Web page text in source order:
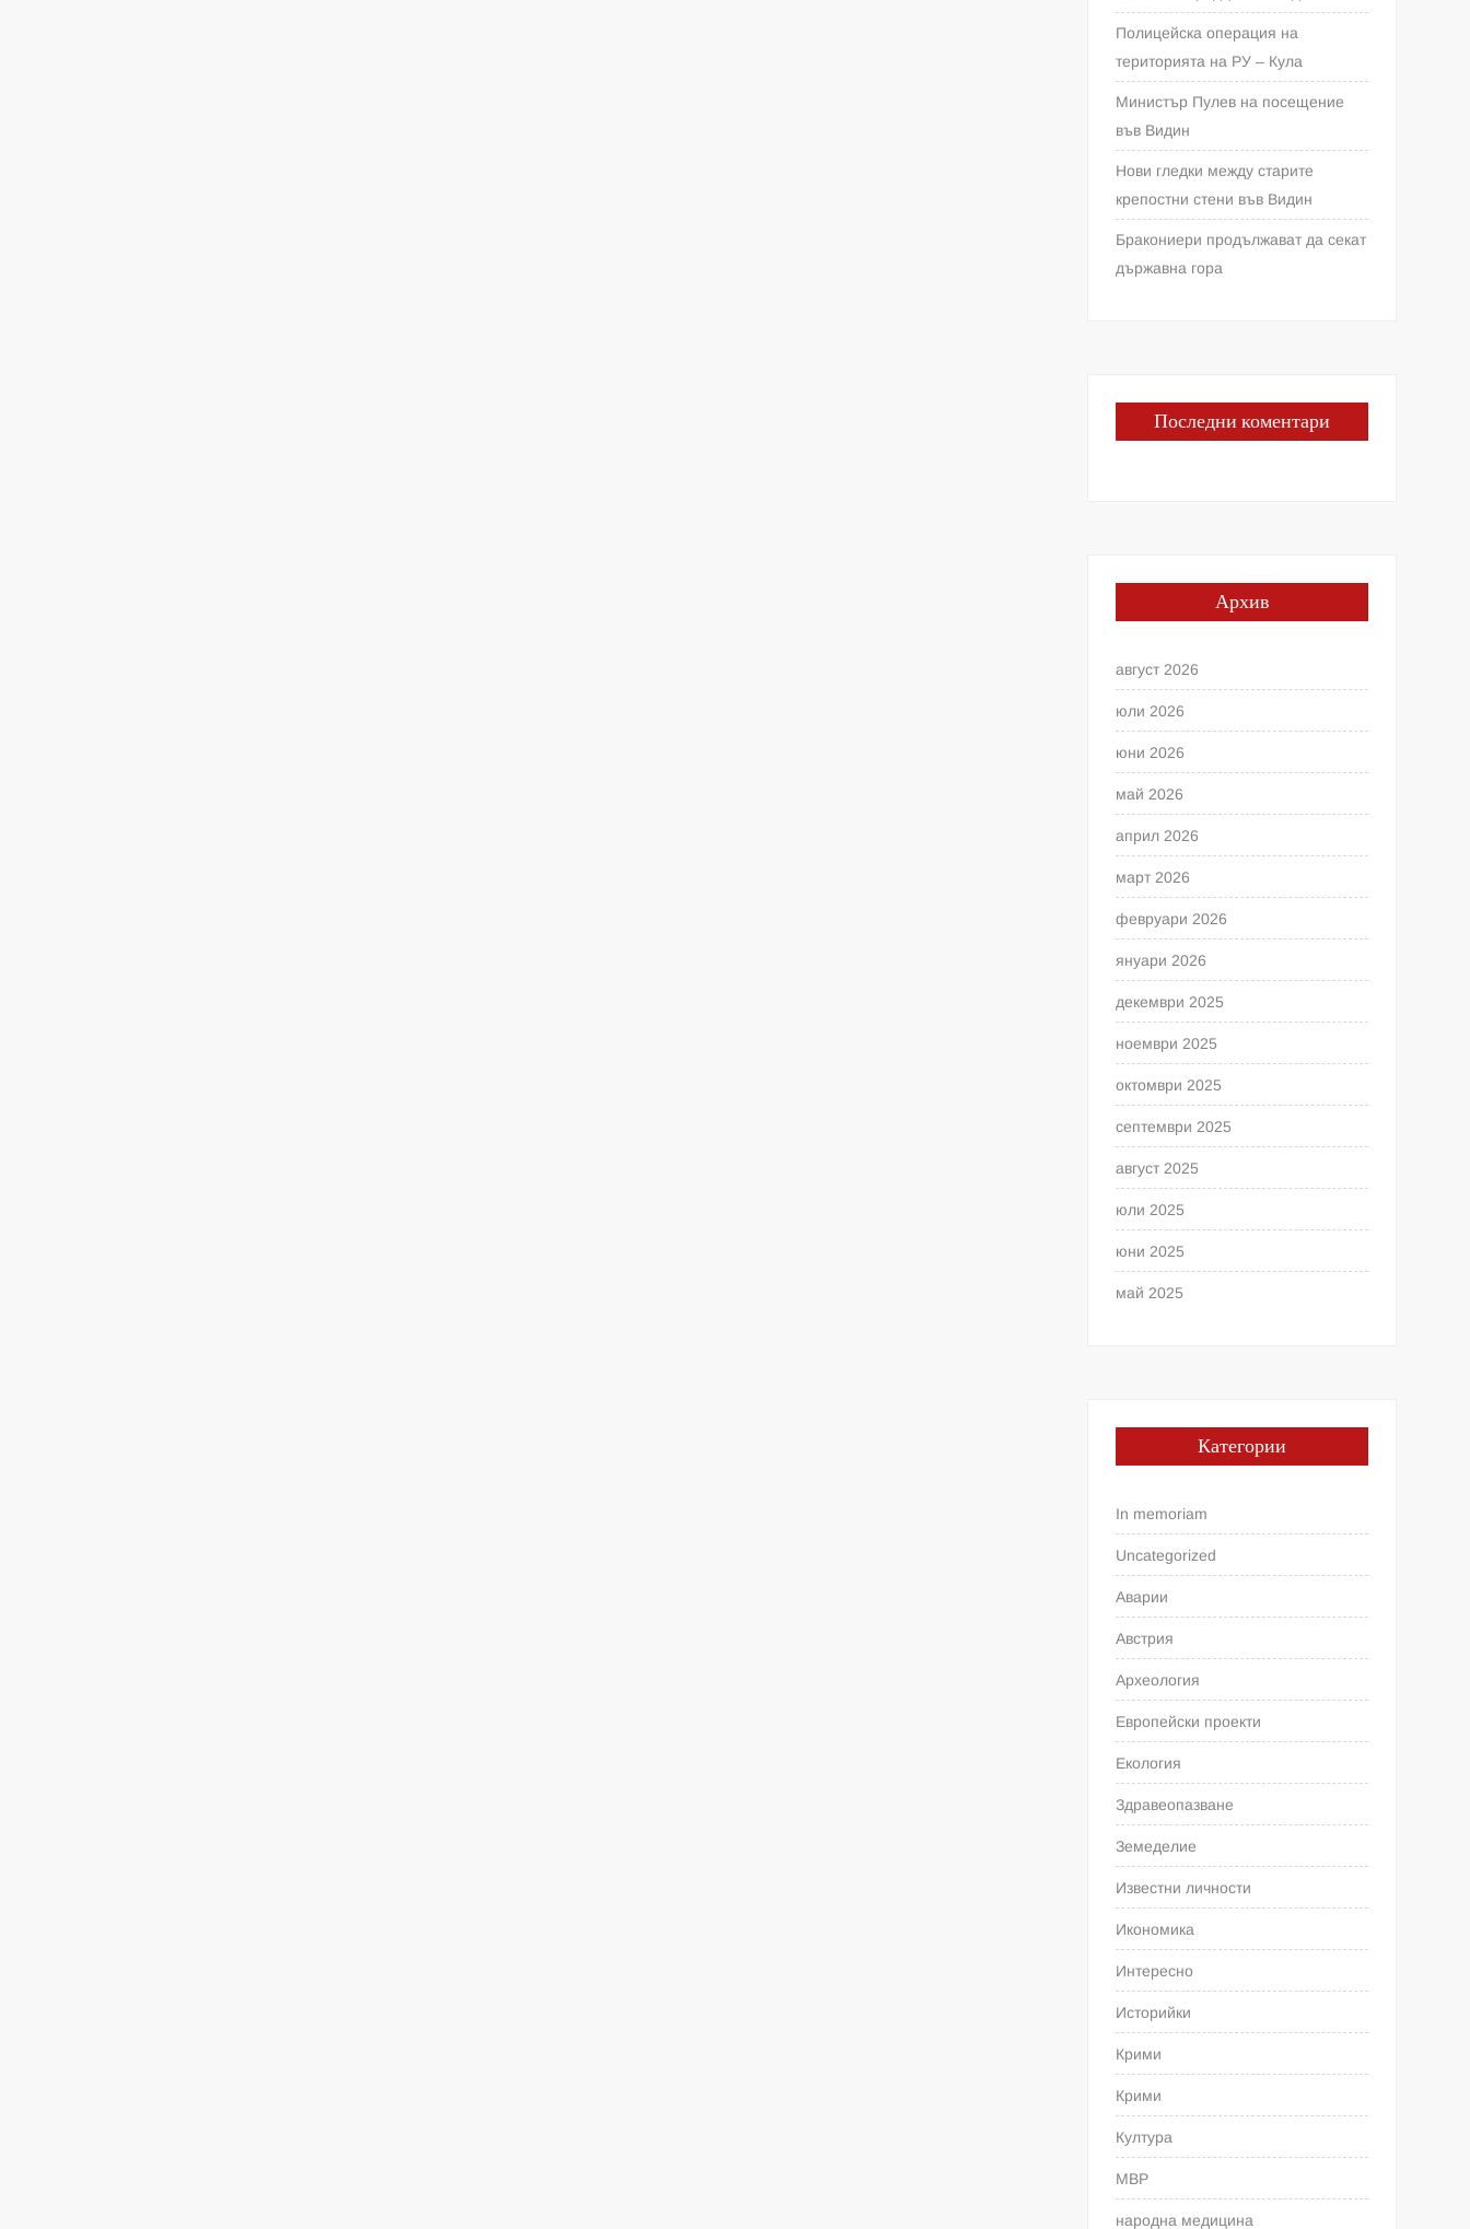
Полицейска операция на
територията на РУ – Кула
Министър Пулев на посещение
във Видин
Нови гледки между старите
крепостни стени във Видин
Бракониери продължават да секат
държавна гора
Последни коментари
Архив
август 2026
юли 2026
юни 2026
май 2026
април 2026
март 2026
февруари 2026
януари 2026
декември 2025
ноември 2025
октомври 2025
септември 2025
август 2025
юли 2025
юни 2025
май 2025
Категории
In memoriam
Uncategorized
Аварии
Австрия
Археология
Европейски проекти
Екология
Здравеопазване
Земеделие
Известни личности
Икономика
Интересно
Историйки
Крими
Крими
Култура
МВР
народна медицина